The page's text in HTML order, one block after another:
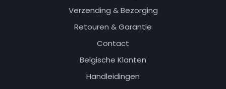
Verzending & Bezorging
Retouren & Garantie
Contact
Belgische Klanten
Handleidingen